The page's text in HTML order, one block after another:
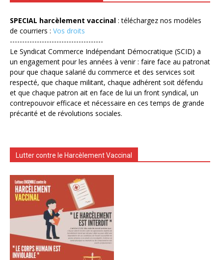
SPECIAL harcèlement vaccinal : téléchargez nos modèles
de courriers : Vos droits
--------------------------------------
Le Syndicat Commerce Indépendant Démocratique (SCID) a
un engagement pour les années à venir : faire face au patronat
pour que chaque salarié du commerce et des services soit
respecté, que chaque militant, chaque adhérent soit défendu
et que chaque patron ait en face de lui un front syndical, un
contrepouvoir efficace et nécessaire en ces temps de grande
précarité et de révolutions sociales.
Lutter contre le Harcèlement Vaccinal